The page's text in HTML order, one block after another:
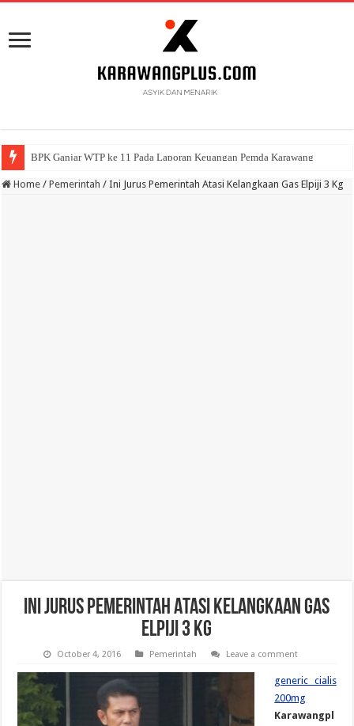
BPK Ganjar WTP ke 11 Pada Laporan Keuangan Pemda Karawang
Home / Pemerintah / Ini Jurus Pemerintah Atasi Kelangkaan Gas Elpiji 3 Kg
Ini Jurus Pemerintah Atasi Kelangkaan Gas
Elpiji 3 Kg
October 4, 2016 Pemerintah Leave a comment
generic cialis
200mg
Karawangpl